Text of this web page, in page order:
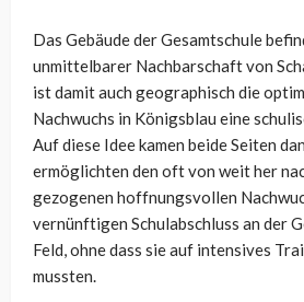
Das Gebäude der Gesamtschule
unmittelbarer Nachbarschaft von
ist damit auch geographisch die
Nachwuchs in Königsblau eine
Auf diese Idee kamen beide Seiten
ermöglichten den oft von weit her
gezogenen hoffnungsvollen
vernünftigen Schulabschluss an der
Feld, ohne dass sie auf intensives
mussten.